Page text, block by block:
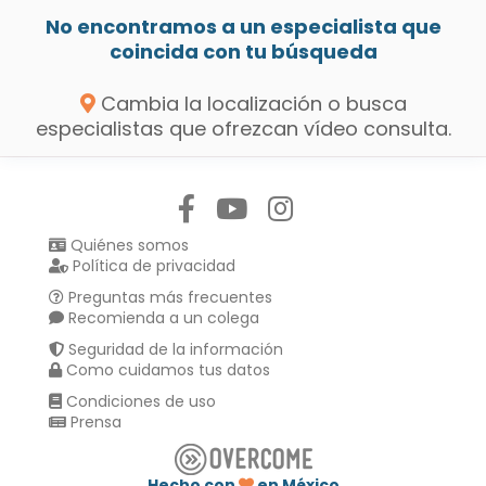
No encontramos a un especialista que
coincida con tu búsqueda
Cambia la localización o busca
especialistas que ofrezcan vídeo consulta.
Quiénes somos
Política de privacidad
Preguntas más frecuentes
Recomienda a un colega
Seguridad de la información
Como cuidamos tus datos
Condiciones de uso
Prensa